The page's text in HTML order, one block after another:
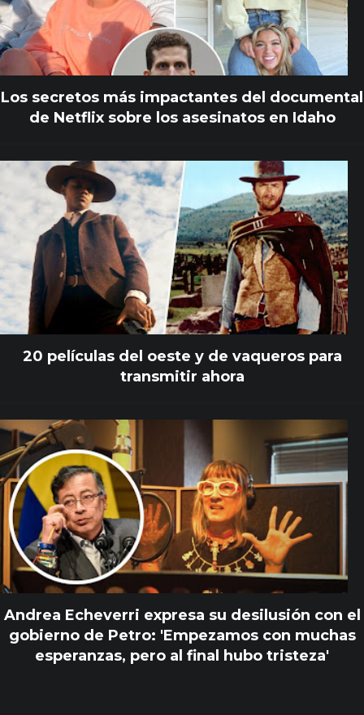
Los secretos más impactantes del documental
de Netflix sobre los asesinatos en Idaho
20 películas del oeste y de vaqueros para
transmitir ahora
Andrea Echeverri expresa su desilusión con el
gobierno de Petro: 'Empezamos con muchas
esperanzas, pero al final hubo tristeza'